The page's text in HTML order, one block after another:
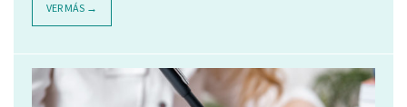
VER MÁS →